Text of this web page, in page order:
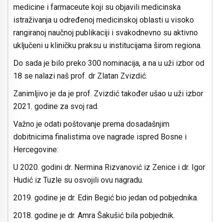
medicine i farmaceute koji su objavili medicinska
istraživanja u određenoj medicinskoj oblasti u visoko
rangiranoj naučnoj publikaciji i svakodnevno su aktivno
uključeni u kliničku praksu u institucijama širom regiona.
Do sada je bilo preko 300 nominacija, a na u uži izbor od
18 se nalazi naš prof. dr Zlatan Zvizdić.
Zanimljivo je da je prof. Zvizdić također ušao u uži izbor
2021. godine za svoj rad.
Važno je odati poštovanje prema dosadašnjim
dobitnicima finalistima ove nagrade ispred Bosne i
Hercegovine:
U 2020. godini dr. Nermina Rizvanović iz Zenice i dr. Igor
Hudić iz Tuzle su osvojili ovu nagradu.
2019. godine je dr. Edin Begić bio jedan od pobjednika.
2018. godine je dr. Amra Šakušić bila pobjednik.